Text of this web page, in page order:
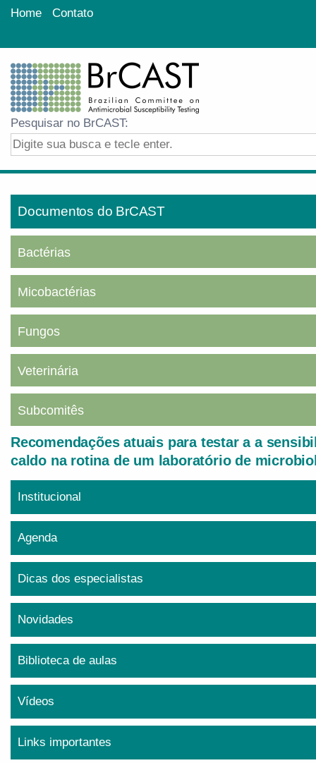
Home Contato
Pesquisar no BrCAST:
Documentos do BrCAST
Bactérias
Micobactérias
Fungos
Veterinária
Subcomitês
Recomendações atuais para testar a a
caldo na rotina de um laboratório de
Institucional
Agenda
Dicas dos especialistas
Novidades
Biblioteca de aulas
Vídeos
Links importantes